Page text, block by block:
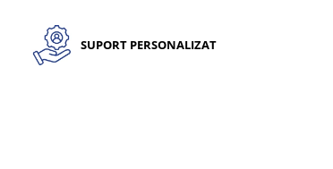
SUPORT PERSONALIZAT